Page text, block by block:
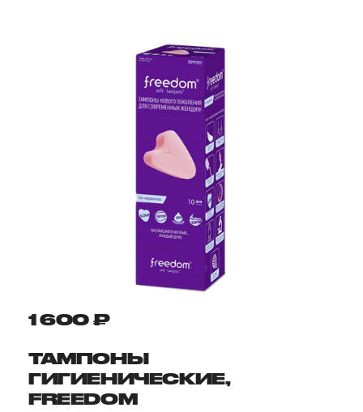
1 600 ₽
ТАМПОНЫ
ГИГИЕНИЧЕСКИЕ,
FREEDOM